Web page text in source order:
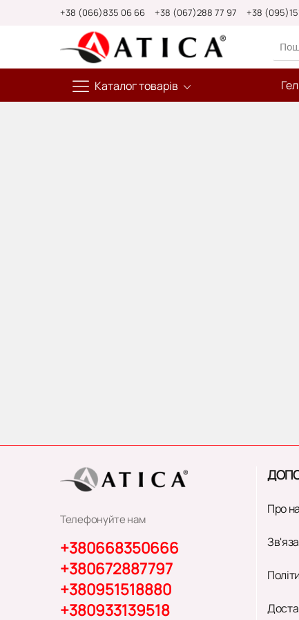
+38 (066)835 06 66 +38 (067)288 77 97 +38
Каталог товарів
Телефонуйте нам
+380668350666
+380672887797
+380951518880
+380933139518
Про